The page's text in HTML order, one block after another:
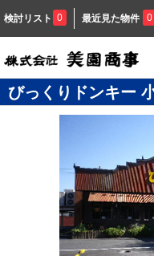
検討リスト 0 最近見た物件 0
びっくりドンキー